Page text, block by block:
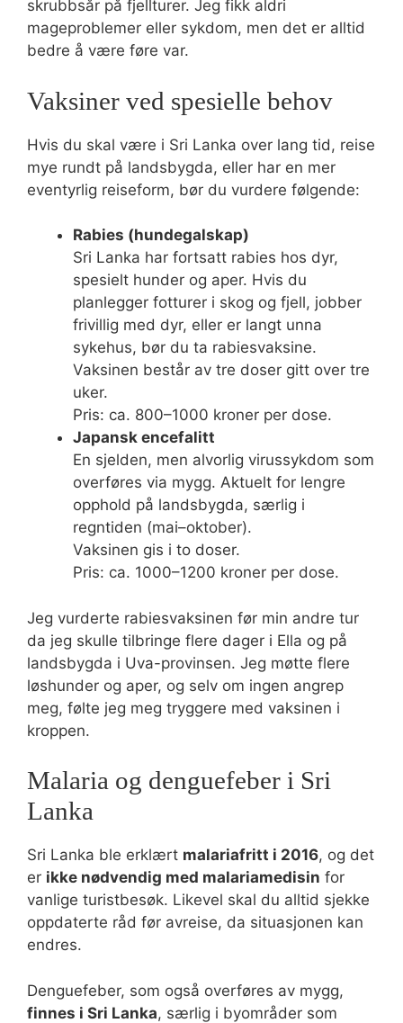
skrubbsår på fjellturer. Jeg fikk aldri
mageproblemer eller sykdom, men det er alltid
bedre å være føre var.
Vaksiner ved spesielle behov
Hvis du skal være i Sri Lanka over lang tid, reise
mye rundt på landsbygda, eller har en mer
eventyrlig reiseform, bør du vurdere følgende:
Rabies (hundegalskap)
Sri Lanka har fortsatt rabies hos dyr,
spesielt hunder og aper. Hvis du
planlegger fotturer i skog og fjell, jobber
frivillig med dyr, eller er langt unna
sykehus, bør du ta rabiesvaksine.
Vaksinen består av tre doser gitt over tre
uker.
Pris: ca. 800–1000 kroner per dose.
Japansk encefalitt
En sjelden, men alvorlig virussykdom som
overføres via mygg. Aktuelt for lengre
opphold på landsbygda, særlig i
regntiden (mai–oktober).
Vaksinen gis i to doser.
Pris: ca. 1000–1200 kroner per dose.
Jeg vurderte rabiesvaksinen før min andre tur
da jeg skulle tilbringe flere dager i Ella og på
landsbygda i Uva-provinsen. Jeg møtte flere
løshunder og aper, og selv om ingen angrep
meg, følte jeg meg tryggere med vaksinen i
kroppen.
Malaria og denguefeber i Sri
Lanka
Sri Lanka ble erklært malariafritt i 2016, og det
er ikke nødvendig med malariamedisin for
vanlige turistbesøk. Likevel skal du alltid sjekke
oppdaterte råd før avreise, da situasjonen kan
endres.
Denguefeber, som også overføres av mygg,
finnes i Sri Lanka, særlig i byområder som